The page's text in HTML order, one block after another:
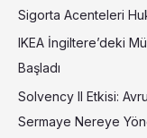
Sigorta Acenteleri
IKEA İngiltere’deki
Başladı
Solvency II Etkisi:
Sermaye Nereye